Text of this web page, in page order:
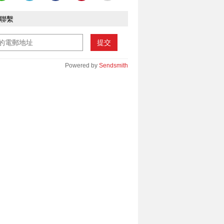
繫
提交
Powered by Sendsmith